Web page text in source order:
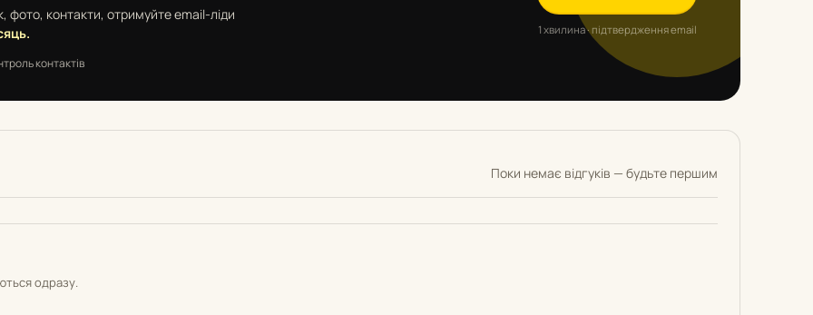
фото, контакти, отримуйте email-ліди
контактів
1 хвилина · підтвердження email
Поки немає відгуків — будьте першим
одразу.